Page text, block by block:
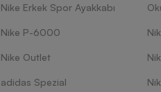
Nike Erkek Spor Ayakkabı
Nike P-6000
Nike Outlet
adidas Spezial